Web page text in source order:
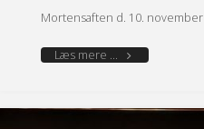
Mortensaften d. 10. november
Læs mere ... "MORTENSAFTEN"